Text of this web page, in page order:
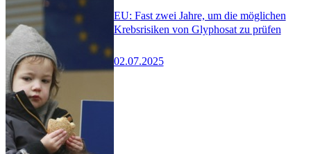
EU: Fast zwei Jahre, um die möglichen
Krebsrisiken von Glyphosat zu prüfen
02.07.2025